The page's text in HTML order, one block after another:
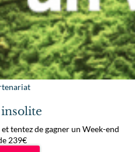
tentez de gagner un Week-end
239€